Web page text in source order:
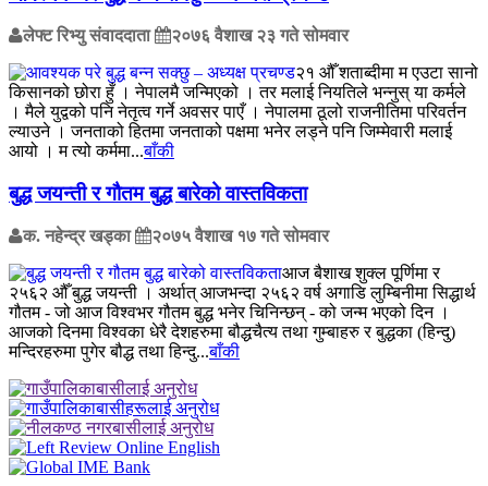
लेफ्ट रिभ्यु संवाददाता
२०७६ वैशाख २३ गते सोमवार
२१ औँ शताब्दीमा म एउटा सानो
किसानको छोरा हुँ । नेपालमै जन्मिएको । तर मलाई नियतिले भन्नुस् या कर्मले
। मैले युद्वको पनि नेतृत्व गर्ने अवसर पाएँ । नेपालमा ठूलो राजनीतिमा परिवर्तन
ल्याउने । जनताको हितमा जनताको पक्षमा भनेर लड्ने पनि जिम्मेवारी मलाई
आयो । म त्यो कर्ममा...बाँकी
बुद्ध जयन्ती र गौतम बुद्ध बारेको वास्तविकता
क. नहेन्द्र खड्का
२०७५ वैशाख १७ गते सोमवार
आज बैशाख शुक्ल पूर्णिमा र
२५६२ औँ बुद्ध जयन्ती । अर्थात् आजभन्दा २५६२ वर्ष अगाडि लुम्बिनीमा सिद्धार्थ
गौतम - जो आज विश्वभर गौतम बुद्ध भनेर चिनिन्छन् - को जन्म भएको दिन ।
आजको दिनमा विश्वका धेरै देशहरुमा बौद्धचैत्य तथा गुम्बाहरु र बुद्धका (हिन्दु)
मन्दिरहरुमा पुगेर बौद्ध तथा हिन्दु...बाँकी